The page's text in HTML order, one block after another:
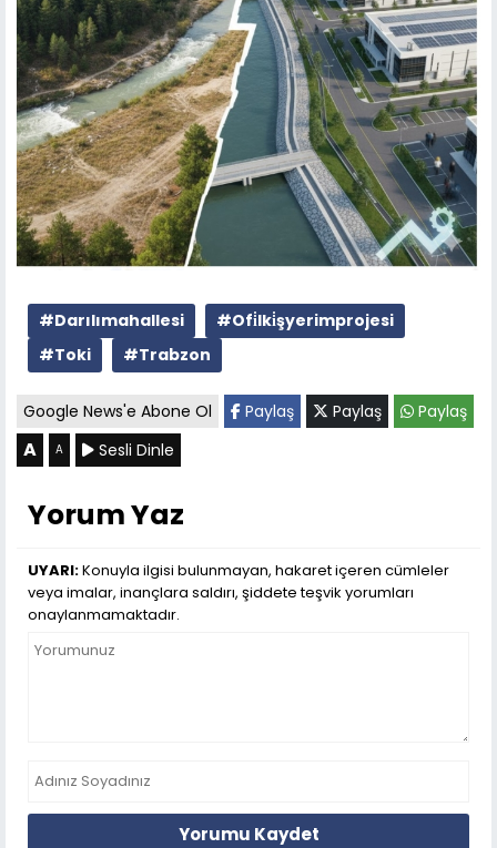
#Darılımahallesi
#Ofi̇lki̇şyerimprojesi
#Toki
#Trabzon
Google News'e Abone Ol Paylaş Paylaş Paylaş
A A Sesli Dinle
Yorum Yaz
UYARI:Konuyla ilgisi bulunmayan, hakaret içeren cümleler
veya imalar, inançlara saldırı, şiddete teşvik yorumları
onaylanmamaktadır.
Yorumu Kaydet